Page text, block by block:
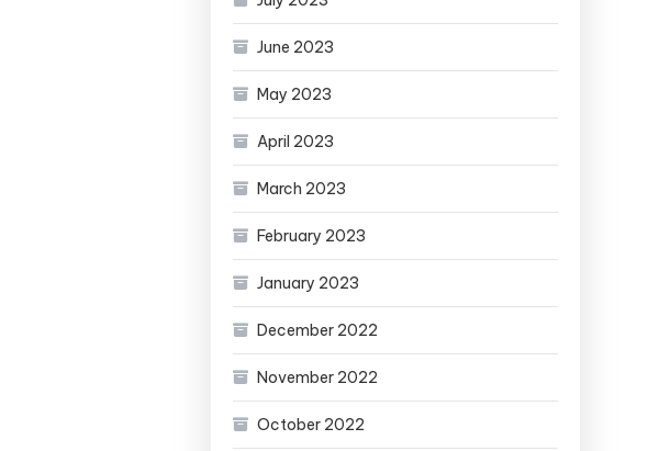
June 2023
May 2023
April 2023
March 2023
February 2023
January 2023
December 2022
November 2022
October 2022